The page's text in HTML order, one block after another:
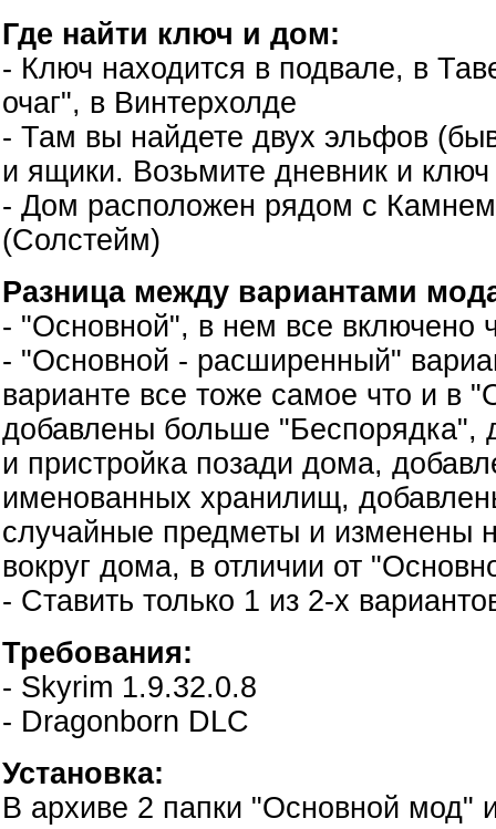
Где найти ключ и дом:
- Ключ находится в подвале, в
очаг", в Винтерхолде
- Там вы найдете двух эльфов
и ящики. Возьмите дневник и ключ
- Дом расположен рядом с
(Солстейм)
Разница между вариантами
- "Основной", в нем все включено
- "Основной - расширенный"
варианте все тоже самое что и в
добавлены больше "Беспорядка",
и пристройка позади дома,
именованных хранилищ,
случайные предметы и изменены
вокруг дома, в отличии от
- Ставить только 1 из 2-х
Требования:
- Skyrim 1.9.32.0.8
- Dragonborn DLC
Установка:
В архиве 2 папки "Основной мод"